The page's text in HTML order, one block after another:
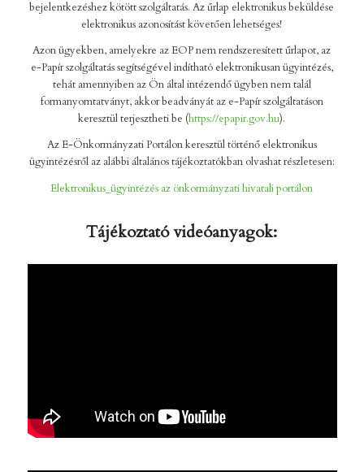
bejelentkezéshez kötött szolgáltatás. Az űrlap elektronikus beküldése
elektronikus azonosítást követően lehetséges!
Azon ügyekben, amelyekre az EOP nem rendszeresített űrlapot, az
e-Papír szolgáltatás segítségével indítható elektronikusan ügyintézés,
tehát amennyiben az Ön által intézendő ügyben nem talál
formanyomtatványt, akkor beadványát az e-Papír szolgáltatáson
keresztül terjesztheti be (https://epapir.gov.hu).
Az E-Önkormányzati Portálon keresztül történő elektronikus
ügyintézésről az alábbi általános tájékoztatókban olvashat részletesen:
Elektronikus_ügyintézés az önkormányzati hivatali portálon
Tájékoztató videóanyagok: